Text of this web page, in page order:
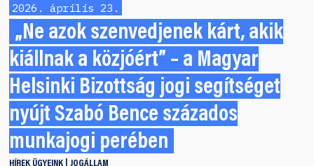
2026. április 23.
„Ne azok szenvedjenek kárt, akik
kiállnak a közjóért” – a Magyar
Helsinki Bizottság jogi segítséget
nyújt Szabó Bence százados
munkajogi perében